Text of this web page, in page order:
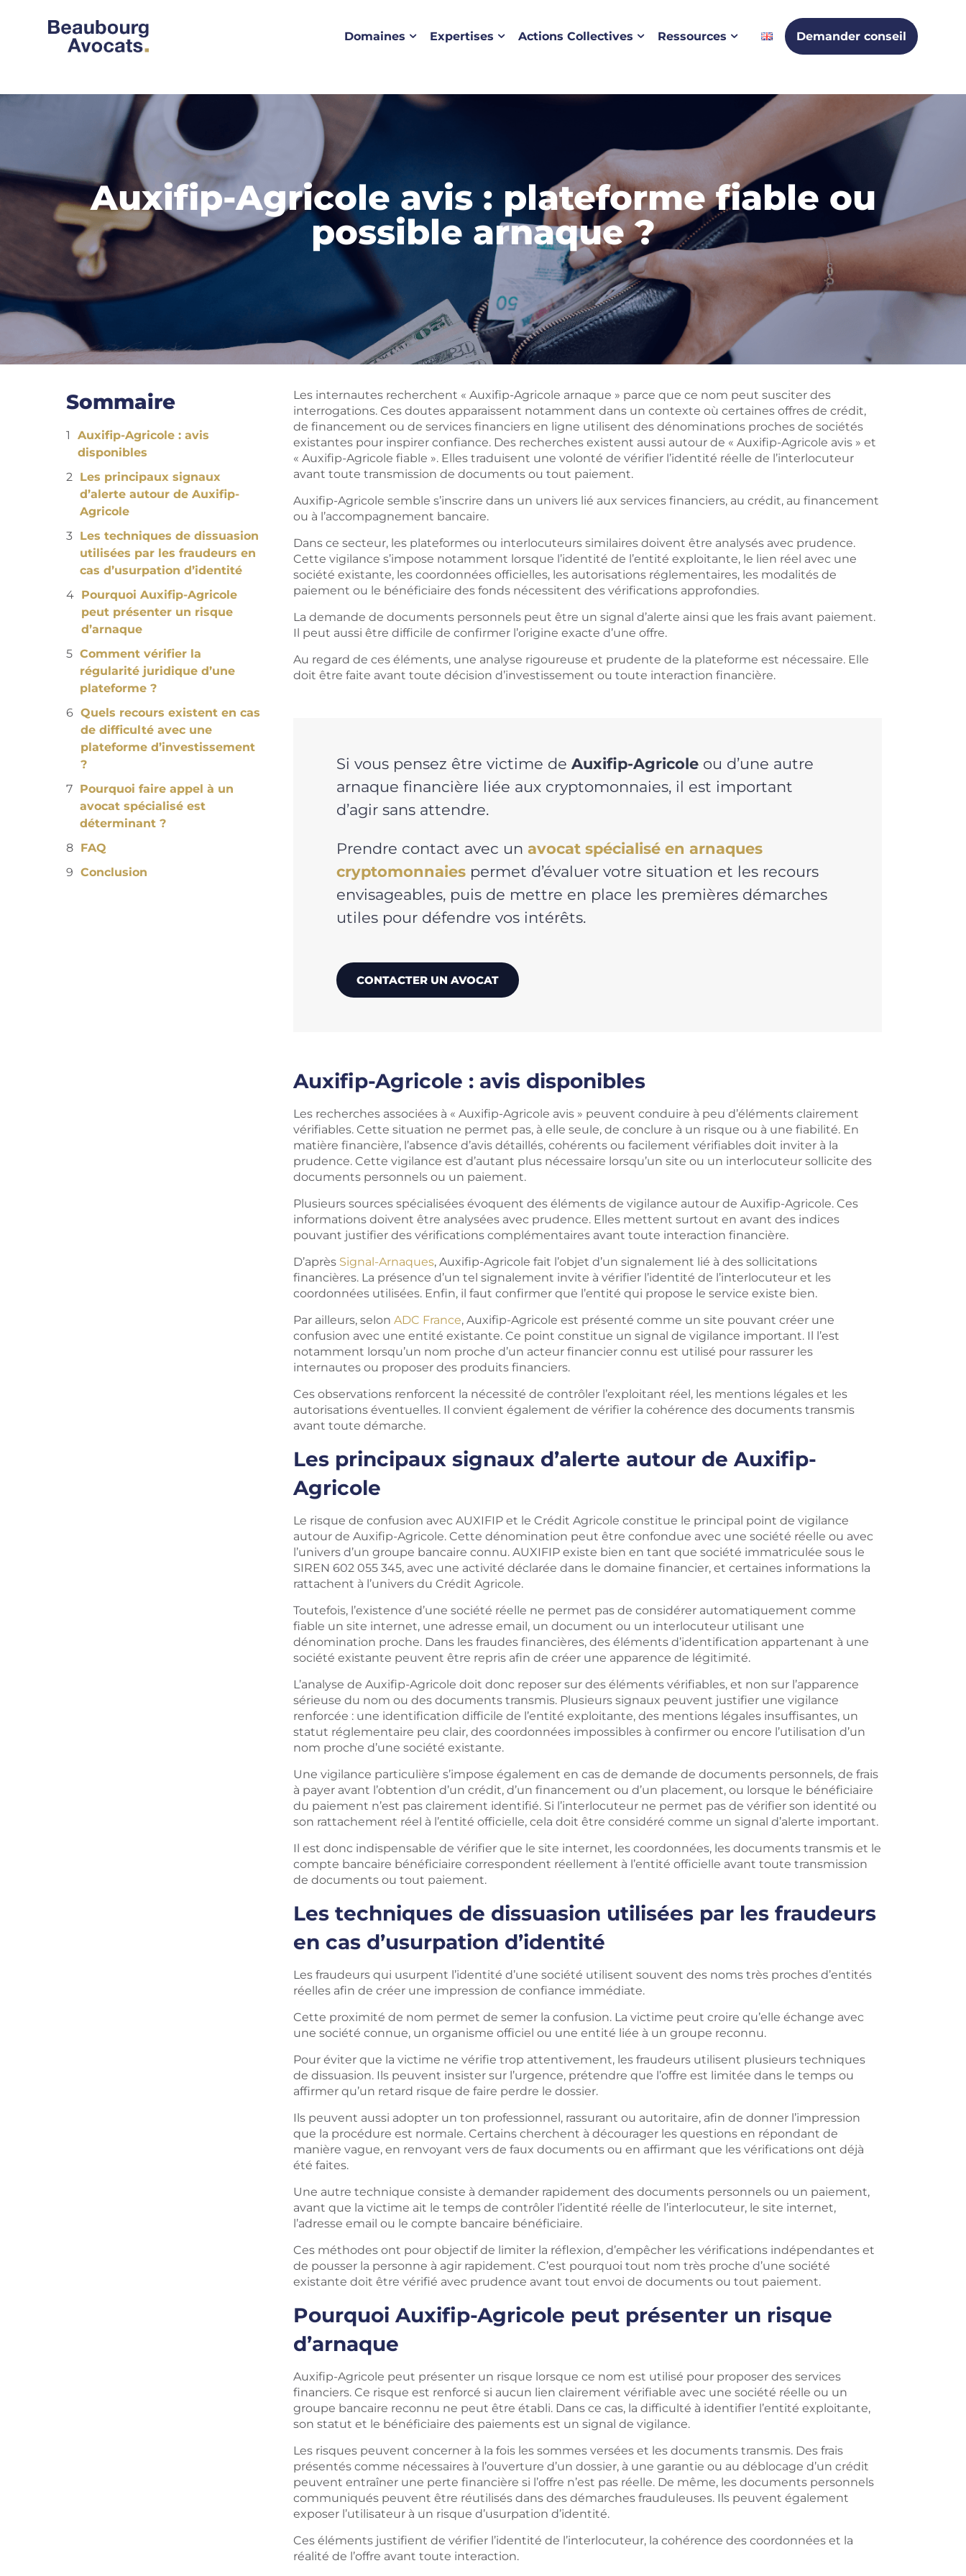
Domaines Expertises Actions Collectives Ressources Demander conseil
Auxifip-Agricole avis : plateforme fiable ou
possible arnaque ?
Sommaire
Auxifip-Agricole : avis
disponibles
Les principaux signaux
d’alerte autour de Auxifip-
Agricole
Les techniques de dissuasion
utilisées par les fraudeurs en
cas d’usurpation d’identité
Pourquoi Auxifip-Agricole
peut présenter un risque
d’arnaque
Comment vérifier la
régularité juridique d’une
plateforme ?
Quels recours existent en cas
de difficulté avec une
plateforme d’investissement
?
Pourquoi faire appel à un
avocat spécialisé est
déterminant ?
FAQ
Conclusion
Les internautes recherchent « Auxifip-Agricole arnaque » parce que ce nom peut susciter des
interrogations. Ces doutes apparaissent notamment dans un contexte où certaines offres de crédit,
de financement ou de services financiers en ligne utilisent des dénominations proches de sociétés
existantes pour inspirer confiance. Des recherches existent aussi autour de « Auxifip-Agricole avis » et
« Auxifip-Agricole fiable ». Elles traduisent une volonté de vérifier l’identité réelle de l’interlocuteur
avant toute transmission de documents ou tout paiement.
Auxifip-Agricole semble s’inscrire dans un univers lié aux services financiers, au crédit, au financement
ou à l’accompagnement bancaire.
Dans ce secteur, les plateformes ou interlocuteurs similaires doivent être analysés avec prudence.
Cette vigilance s’impose notamment lorsque l’identité de l’entité exploitante, le lien réel avec une
société existante, les coordonnées officielles, les autorisations réglementaires, les modalités de
paiement ou le bénéficiaire des fonds nécessitent des vérifications approfondies.
La demande de documents personnels peut être un signal d’alerte ainsi que les frais avant paiement.
Il peut aussi être difficile de confirmer l’origine exacte d’une offre.
Au regard de ces éléments, une analyse rigoureuse et prudente de la plateforme est nécessaire. Elle
doit être faite avant toute décision d’investissement ou toute interaction financière.
Si vous pensez être victime de Auxifip-Agricole ou d’une autre
arnaque financière liée aux cryptomonnaies, il est important
d’agir sans attendre.
Prendre contact avec un avocat spécialisé en arnaques
cryptomonnaies permet d’évaluer votre situation et les recours
envisageables, puis de mettre en place les premières démarches
utiles pour défendre vos intérêts.
CONTACTER UN AVOCAT
Auxifip-Agricole : avis disponibles
Les recherches associées à « Auxifip-Agricole avis » peuvent conduire à peu d’éléments clairement
vérifiables. Cette situation ne permet pas, à elle seule, de conclure à un risque ou à une fiabilité. En
matière financière, l’absence d’avis détaillés, cohérents ou facilement vérifiables doit inviter à la
prudence. Cette vigilance est d’autant plus nécessaire lorsqu’un site ou un interlocuteur sollicite des
documents personnels ou un paiement.
Plusieurs sources spécialisées évoquent des éléments de vigilance autour de Auxifip-Agricole. Ces
informations doivent être analysées avec prudence. Elles mettent surtout en avant des indices
pouvant justifier des vérifications complémentaires avant toute interaction financière.
D’après Signal-Arnaques, Auxifip-Agricole fait l’objet d’un signalement lié à des sollicitations
financières. La présence d’un tel signalement invite à vérifier l’identité de l’interlocuteur et les
coordonnées utilisées. Enfin, il faut confirmer que l’entité qui propose le service existe bien.
Par ailleurs, selon ADC France, Auxifip-Agricole est présenté comme un site pouvant créer une
confusion avec une entité existante. Ce point constitue un signal de vigilance important. Il l’est
notamment lorsqu’un nom proche d’un acteur financier connu est utilisé pour rassurer les
internautes ou proposer des produits financiers.
Ces observations renforcent la nécessité de contrôler l’exploitant réel, les mentions légales et les
autorisations éventuelles. Il convient également de vérifier la cohérence des documents transmis
avant toute démarche.
Les principaux signaux d’alerte autour de Auxifip-
Agricole
Le risque de confusion avec AUXIFIP et le Crédit Agricole constitue le principal point de vigilance
autour de Auxifip-Agricole. Cette dénomination peut être confondue avec une société réelle ou avec
l’univers d’un groupe bancaire connu. AUXIFIP existe bien en tant que société immatriculée sous le
SIREN 602 055 345, avec une activité déclarée dans le domaine financier, et certaines informations la
rattachent à l’univers du Crédit Agricole.
Toutefois, l’existence d’une société réelle ne permet pas de considérer automatiquement comme
fiable un site internet, une adresse email, un document ou un interlocuteur utilisant une
dénomination proche. Dans les fraudes financières, des éléments d’identification appartenant à une
société existante peuvent être repris afin de créer une apparence de légitimité.
L’analyse de Auxifip-Agricole doit donc reposer sur des éléments vérifiables, et non sur l’apparence
sérieuse du nom ou des documents transmis. Plusieurs signaux peuvent justifier une vigilance
renforcée : une identification difficile de l’entité exploitante, des mentions légales insuffisantes, un
statut réglementaire peu clair, des coordonnées impossibles à confirmer ou encore l’utilisation d’un
nom proche d’une société existante.
Une vigilance particulière s’impose également en cas de demande de documents personnels, de frais
à payer avant l’obtention d’un crédit, d’un financement ou d’un placement, ou lorsque le bénéficiaire
du paiement n’est pas clairement identifié. Si l’interlocuteur ne permet pas de vérifier son identité ou
son rattachement réel à l’entité officielle, cela doit être considéré comme un signal d’alerte important.
Il est donc indispensable de vérifier que le site internet, les coordonnées, les documents transmis et le
compte bancaire bénéficiaire correspondent réellement à l’entité officielle avant toute transmission
de documents ou tout paiement.
Les techniques de dissuasion utilisées par les fraudeurs
en cas d’usurpation d’identité
Les fraudeurs qui usurpent l’identité d’une société utilisent souvent des noms très proches d’entités
réelles afin de créer une impression de confiance immédiate.
Cette proximité de nom permet de semer la confusion. La victime peut croire qu’elle échange avec
une société connue, un organisme officiel ou une entité liée à un groupe reconnu.
Pour éviter que la victime ne vérifie trop attentivement, les fraudeurs utilisent plusieurs techniques
de dissuasion. Ils peuvent insister sur l’urgence, prétendre que l’offre est limitée dans le temps ou
affirmer qu’un retard risque de faire perdre le dossier.
Ils peuvent aussi adopter un ton professionnel, rassurant ou autoritaire, afin de donner l’impression
que la procédure est normale. Certains cherchent à décourager les questions en répondant de
manière vague, en renvoyant vers de faux documents ou en affirmant que les vérifications ont déjà
été faites.
Une autre technique consiste à demander rapidement des documents personnels ou un paiement,
avant que la victime ait le temps de contrôler l’identité réelle de l’interlocuteur, le site internet,
l’adresse email ou le compte bancaire bénéficiaire.
Ces méthodes ont pour objectif de limiter la réflexion, d’empêcher les vérifications indépendantes et
de pousser la personne à agir rapidement. C’est pourquoi tout nom très proche d’une société
existante doit être vérifié avec prudence avant tout envoi de documents ou tout paiement.
Pourquoi Auxifip-Agricole peut présenter un risque
d’arnaque
Auxifip-Agricole peut présenter un risque lorsque ce nom est utilisé pour proposer des services
financiers. Ce risque est renforcé si aucun lien clairement vérifiable avec une société réelle ou un
groupe bancaire reconnu ne peut être établi. Dans ce cas, la difficulté à identifier l’entité exploitante,
son statut et le bénéficiaire des paiements est un signal de vigilance.
Les risques peuvent concerner à la fois les sommes versées et les documents transmis. Des frais
présentés comme nécessaires à l’ouverture d’un dossier, à une garantie ou au déblocage d’un crédit
peuvent entraîner une perte financière si l’offre n’est pas réelle. De même, les documents personnels
communiqués peuvent être réutilisés dans des démarches frauduleuses. Ils peuvent également
exposer l’utilisateur à un risque d’usurpation d’identité.
Ces éléments justifient de vérifier l’identité de l’interlocuteur, la cohérence des coordonnées et la
réalité de l’offre avant toute interaction.